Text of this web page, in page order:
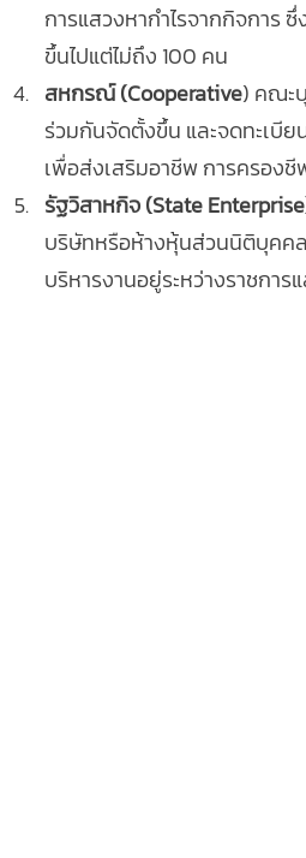
การแสวงหากำไรจากกิจการ
ขึ้นไปแต่ไม่ถึง 100 คน
สหกรณ์ (Cooperative) คณะ
ร่วมกันจัดตั้งขึ้น และจดทะเ
เพื่อส่งเสริมอาชีพ การครอง
รัฐวิสาหกิจ (State
บริษัทหรือห้างหุ้นส่วนนิติบุคค
บริหารงานอยู่ระหว่างราชการ